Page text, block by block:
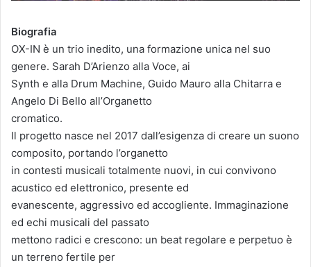
Biografia
OX-IN è un trio inedito, una formazione unica nel suo
genere. Sarah D’Arienzo alla Voce, ai
Synth e alla Drum Machine, Guido Mauro alla Chitarra e
Angelo Di Bello all’Organetto
cromatico.
Il progetto nasce nel 2017 dall’esigenza di creare un suono
composito, portando l’organetto
in contesti musicali totalmente nuovi, in cui convivono
acustico ed elettronico, presente ed
evanescente, aggressivo ed accogliente. Immaginazione
ed echi musicali del passato
mettono radici e crescono: un beat regolare e perpetuo è
un terreno fertile per